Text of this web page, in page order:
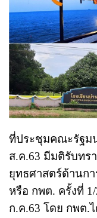
ที่ประชุมคณะรัฐม
ส.ค.63 มีมติรับทร
ยุทธศาสตร์ด้านก
หรือ กพต. ครั้งที่
ก.ค.63 โดย กพต.